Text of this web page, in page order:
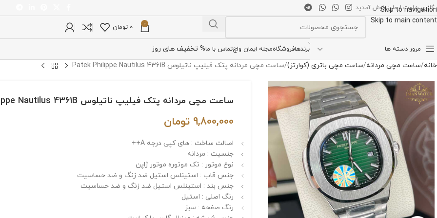
Skip to navigation
Skip to main content
گالری ساعت ایمان خوش آمدید
0
0 تومان
مرور دسته ها برندهافروشگاهمجله ایمان واچتماس با ما% تخفیف های روز
خانه ساعت مچی مردانه ساعت مچی باتری (کوارتز) ساعت مچی مردانه پتک فیلیپ ناتیلوس Patek Philippe Nautilus 4361B
ساعت مچی مردانه پتک فیلیپ ناتیلوس Patek Philippe Nautilus 4361B
9,800,000 تومان
اصالت ساخت : های کپی درجه A++
جنسیت : مردانه
نوع موتور : تک موتوره موتور ژاپن
جنس قاب : استینلس استیل ضد زنگ و ضد حساسیت
جنس بند : استینلس استیل ضد زنگ و ضد حساسیت
رنگ اصلی : استیل
رنگ صفحه : سبز